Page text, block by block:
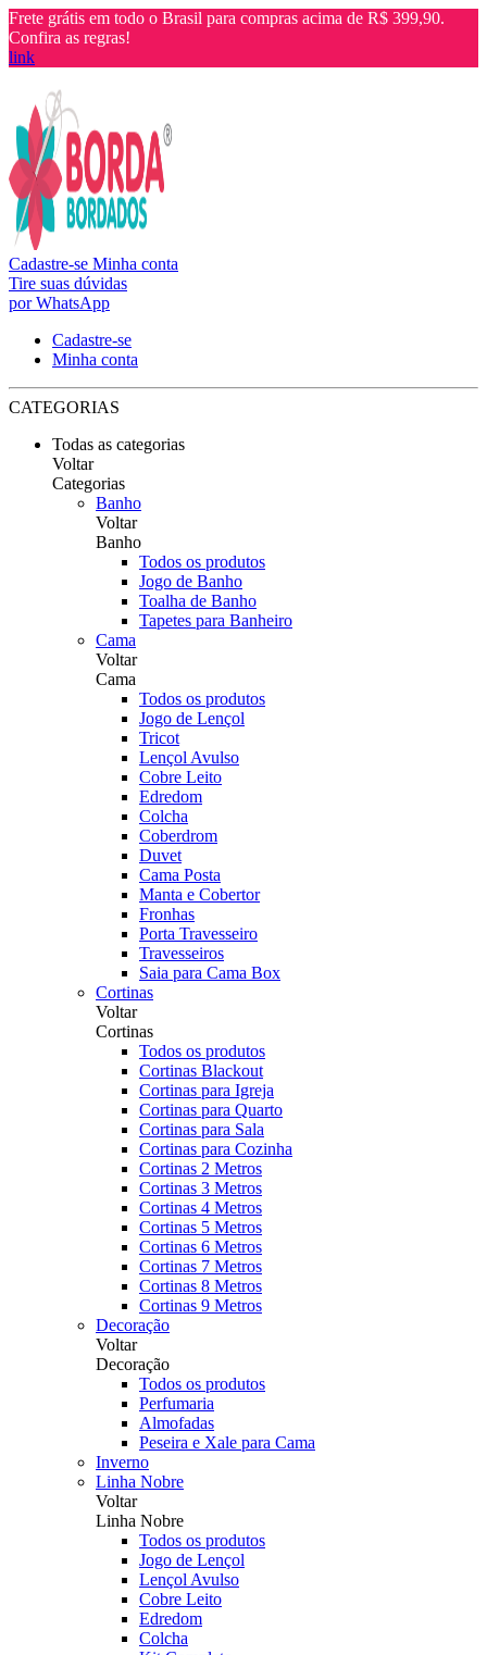
Frete grátis em todo o Brasil para compras acima de R$ 399,90.
Confira as regras!
link
Cadastre-se Minha conta
Tire suas dúvidas
por WhatsApp
Cadastre-se
Minha conta
CATEGORIAS
Todas as categorias
Voltar
Categorias
Banho
Voltar
Banho
Todos os produtos
Jogo de Banho
Toalha de Banho
Tapetes para Banheiro
Cama
Voltar
Cama
Todos os produtos
Jogo de Lençol
Tricot
Lençol Avulso
Cobre Leito
Edredom
Colcha
Coberdrom
Duvet
Cama Posta
Manta e Cobertor
Fronhas
Porta Travesseiro
Travesseiros
Saia para Cama Box
Cortinas
Voltar
Cortinas
Todos os produtos
Cortinas Blackout
Cortinas para Igreja
Cortinas para Quarto
Cortinas para Sala
Cortinas para Cozinha
Cortinas 2 Metros
Cortinas 3 Metros
Cortinas 4 Metros
Cortinas 5 Metros
Cortinas 6 Metros
Cortinas 7 Metros
Cortinas 8 Metros
Cortinas 9 Metros
Decoração
Voltar
Decoração
Todos os produtos
Perfumaria
Almofadas
Peseira e Xale para Cama
Inverno
Linha Nobre
Voltar
Linha Nobre
Todos os produtos
Jogo de Lençol
Lençol Avulso
Cobre Leito
Edredom
Colcha